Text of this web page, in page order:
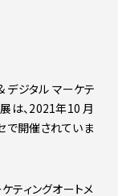
デジタル マーケテ
展は、2021年10 月
で開催されていま
ティングオートメ